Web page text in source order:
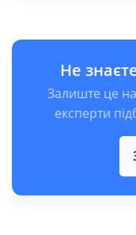
Не
Залиште це
експерти